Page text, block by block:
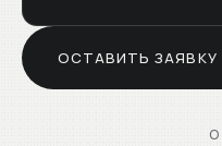
ОСТАВИТЬ ЗАЯВКУ